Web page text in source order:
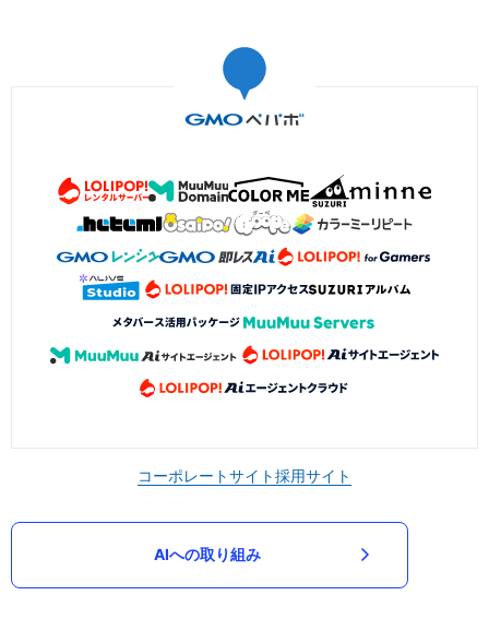
コーポレートサイト採用サイト
AIへの取り組み